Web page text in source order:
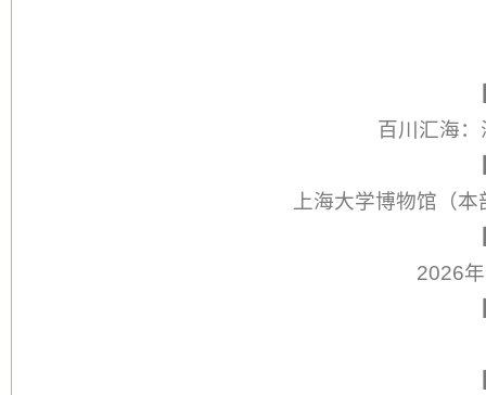
百川汇海
上海大学博物馆（
2026